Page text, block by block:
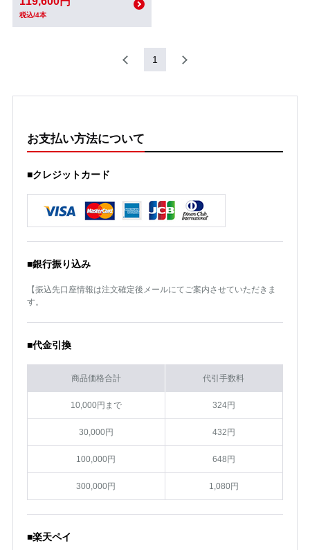
税込/4本
1
お支払い方法について
■クレジットカード
■銀行振り込み
【振込先口座情報は注文確定後メールにてご案内させていただきま
す。
■代金引換
商品価格合計 代引手数料
10,000円まで 324円
30,000円 432円
100,000円 648円
300,000円 1,080円
■楽天ペイ